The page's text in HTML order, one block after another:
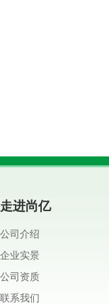
走进尚亿
公司介绍
企业实景
公司资质
联系我们